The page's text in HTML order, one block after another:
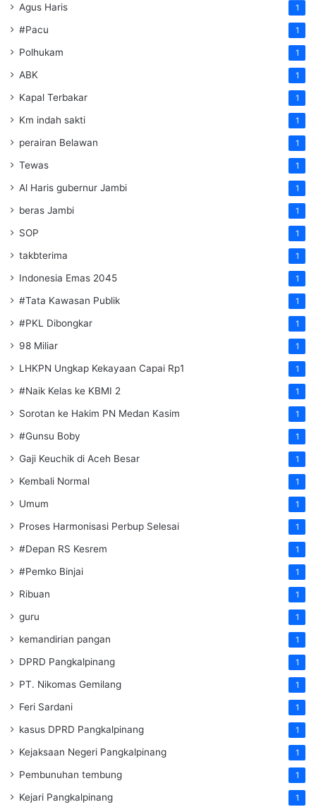
Agus Haris 1
#Pacu 1
Polhukam 1
ABK 1
Kapal Terbakar 1
Km indah sakti 1
perairan Belawan 1
Tewas 1
Al Haris gubernur Jambi 1
beras Jambi 1
SOP 1
takbterima 1
Indonesia Emas 2045 1
#Tata Kawasan Publik 1
#PKL Dibongkar 1
98 Miliar 1
LHKPN Ungkap Kekayaan Capai Rp1 1
#Naik Kelas ke KBMI 2 1
Sorotan ke Hakim PN Medan Kasim 1
#Gunsu Boby 1
Gaji Keuchik di Aceh Besar 1
Kembali Normal 1
Umum 1
Proses Harmonisasi Perbup Selesai 1
#Depan RS Kesrem 1
#Pemko Binjai 1
Ribuan 1
guru 1
kemandirian pangan 1
DPRD Pangkalpinang 1
PT. Nikomas Gemilang 1
Feri Sardani 1
kasus DPRD Pangkalpinang 1
Kejaksaan Negeri Pangkalpinang 1
Pembunuhan tembung 1
Kejari Pangkalpinang 1